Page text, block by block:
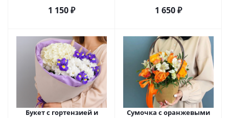
1 150₽ 1 650₽
Букет с гортензией и
Сумочка с оранжевыми